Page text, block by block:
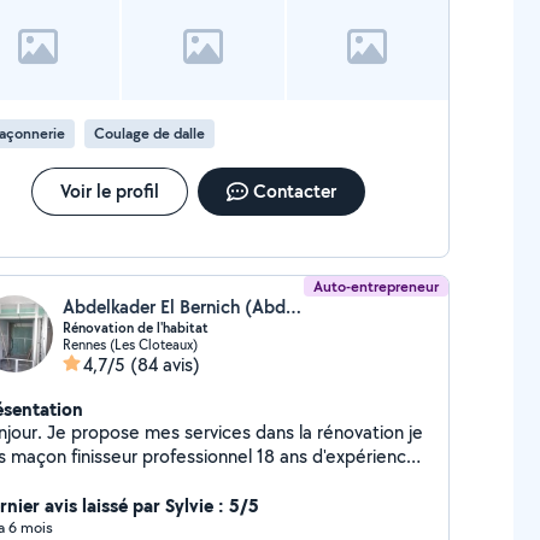
Coulage de dalle
Voir le profil Contacter
Auto-entrepreneur
Abdelkader El Bernich (Abdel)
Rénovation de l'habitat
Rennes (Les Cloteaux)
4,7/5 (84 avis)
Je propose mes services dans la rénovation je
finisseur professionnel 18 ans d'expérience
peinture. Ragreage. Pose de parqueet. Carrlage
terrasse.....
avis laissé par Sylvie : 5/5
6 mois